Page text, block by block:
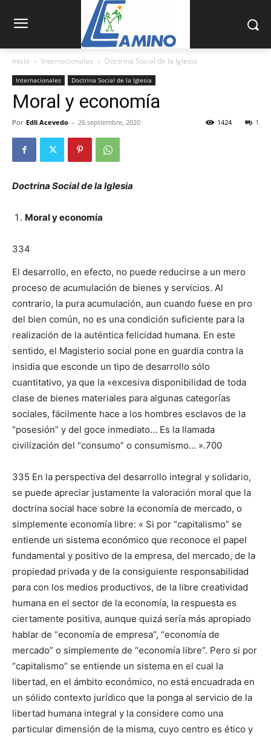
Inicio Internacionales Doctrina Social de la Iglesia
Internacionales Doctrina Social de la Iglesia
Moral y economía
Por Edli Acevedo - 26 septiembre, 2020 1
1424
Doctrina Social de la Iglesia
Moral y economía
334
El desarrollo, en efecto, no puede reducirse a un mero
proceso de acumulación de bienes y servicios. Al
contrario, la pura acumulación, aun cuando fuese en pro
del bien común, no es una condición suficiente para la
realización de la auténtica felicidad humana. En este
sentido, el Magisterio social pone en guardia contra la
insidia que esconde un tipo de desarrollo sólo
cuantitativo, ya que la «ex­cesiva disponibilidad de toda
clase de bienes materiales para algunas categorías
sociales, fá­cilmente hace a los hombres esclavos de la
“posesión” y del goce inmediato… Es la llamada
civilización del “consumo” o consumismo… ».700
335 En la pers­pectiva del desarrollo integral y solidario,
se puede apreciar justamente la valora­ción moral que la
doctrina social hace sobre la economía de mercado, o
simplemente economía libre: « Si por “capitalismo” se
entiende un sistema económico que reconoce el papel
fundamental y positivo de la empresa, del mercado, de la
propiedad privada y de la consiguiente responsabilidad
para con los medios productivos, de la libre creatividad
humana en el sector de la economía, la respuesta es
ciertamente positiva, aunque quizá sería más apropiado
hablar de “economía de empresa”, “economía de
mercado” o simplemente de “economía libre”. Pero si por
“capitalismo” se entiende un sistema en el cual la
libertad, en el ámbito económico, no está encuadrada en
un sólido contexto jurídico que la ponga al servicio de la
libertad humana integral y la considere como una
particular dimensión de la misma, cuyo centro es ético y